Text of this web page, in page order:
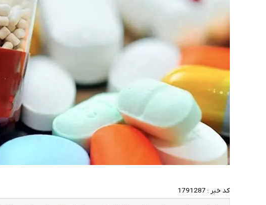
کد خبر : 1791287